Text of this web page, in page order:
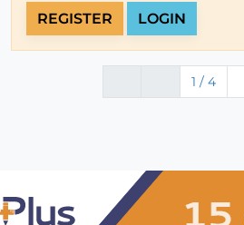
REGISTER LOGIN
1 / 4